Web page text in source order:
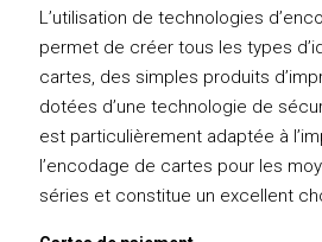
L’utilisation de technologies
permet de créer tous les types
cartes, des simples produits
dotées d’une technologie de
est particulièrement adaptée à
l’encodage de cartes pour les
séries et constitue un excellent